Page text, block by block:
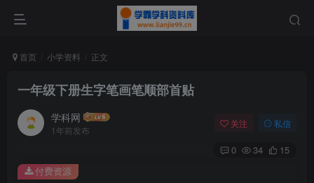
首页 小学资料 正文
一年级下册生字笔画笔顺部首贴
学科网
1年前发布
关注 私信
0 34 15
付费资源